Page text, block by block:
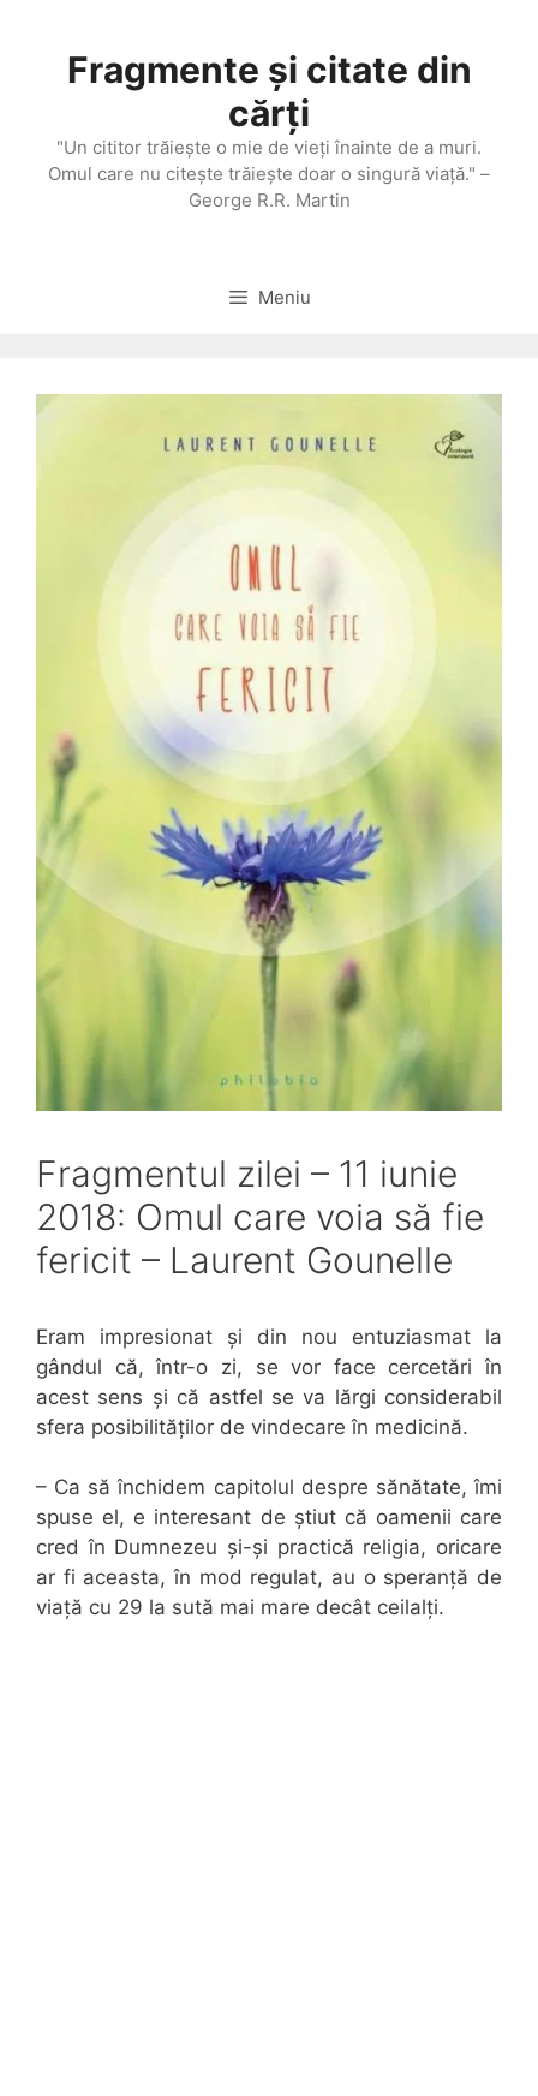
conținutFragmente și citate din
cărți
"Un cititor trăieşte o mie de vieţi înainte de a muri.
Omul care nu citeşte trăieşte doar o singură viaţă." –
George R.R. Martin
Meniu
Fragmentul zilei – 11 iunie
2018: Omul care voia să fie
fericit – Laurent Gounelle
Eram impresionat și din nou entuziasmat la
gândul că, într-o zi, se vor face cercetări în
acest sens și că astfel se va lărgi considerabil
sfera posibilităților de vindecare în medicină.
– Ca să închidem capitolul despre sănătate, îmi
spuse el, e interesant de știut că oamenii care
cred în Dumnezeu și-și practică religia, oricare
ar fi aceasta, în mod regulat, au o speranță de
viață cu 29 la sută mai mare decât ceilalți.